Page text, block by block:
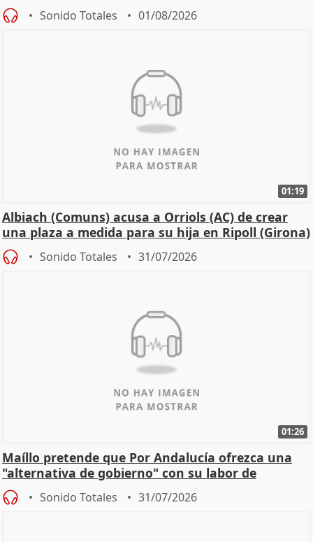
Sonido Totales 01/08/2026
01:19
Albiach (Comuns) acusa a Orriols (AC) de crear
una plaza a medida para su hija en Ripoll (Girona)
Sonido Totales 31/07/2026
01:26
Maíllo pretende que Por Andalucía ofrezca una
"alternativa de gobierno" con su labor de
oposición
Sonido Totales 31/07/2026